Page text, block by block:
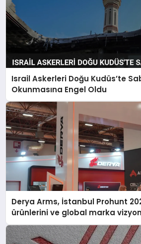
Israil Askerleri Doğu Kudüs’te
Okunmasına Engel Oldu
Derya Arms, İstanbul Prohunt
ürünlerini ve global marka